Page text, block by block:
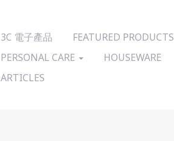
3C 電子產品 FEATURED PRODUCTS
PERSONAL CARE
HOUSEWARE
ARTICLES